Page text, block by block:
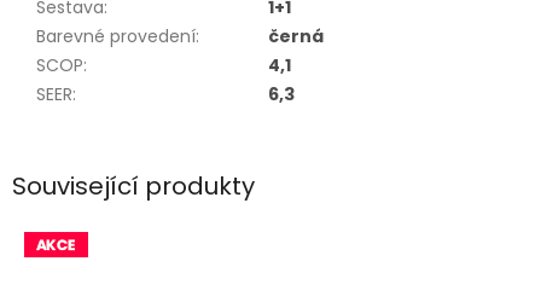
Související produkty
Sestava:
1+1
Barevné provedení:
černá
SCOP:
4,1
SEER: 6,3